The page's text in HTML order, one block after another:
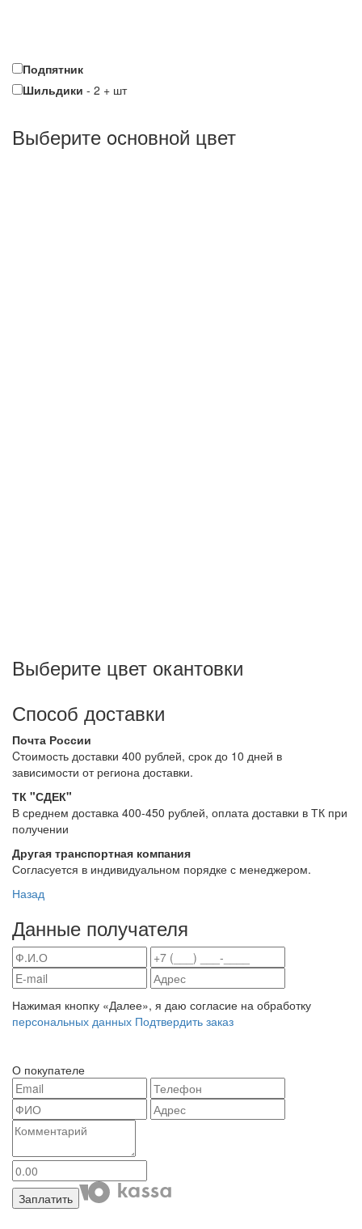
Подпятник
Шильдики - 2 + шт
Выберите oсновной цвет
Выберите цвет окантовки
Способ доставки
Почта России
Cтоимость доставки 400 рублей, срок до 10 дней в
зависимости от региона доставки.
ТК "СДЕК"
В среднем доставка 400-450 рублей, оплата доставки в ТК при
получении
Другая транспортная компания
Согласуется в индивидуальном порядке с менеджером.
Назад
Данные получателя
Нажимая кнопку «Далее», я даю согласие на обработку
персональных данных Подтвердить заказ
О покупателе
Заплатить